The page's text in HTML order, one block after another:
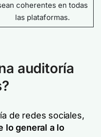
coherentes en todas
las plataformas.
auditoría
de redes sociales,
lo general a lo